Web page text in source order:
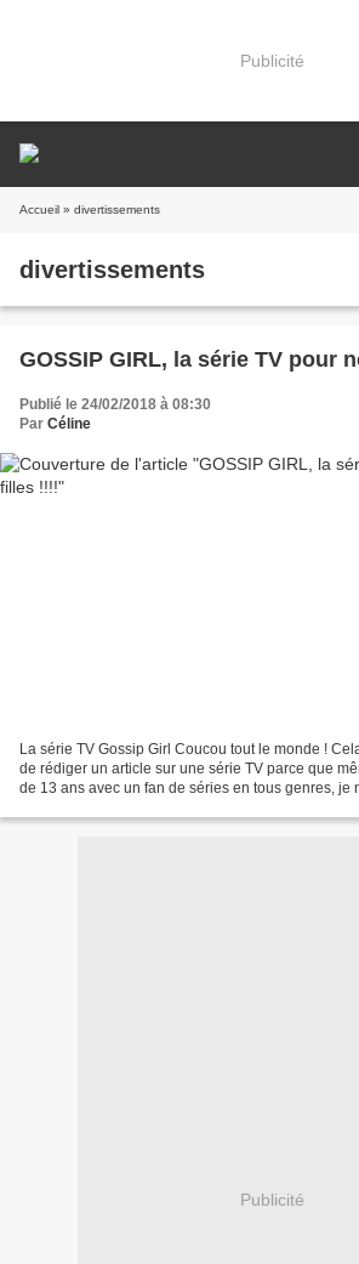
Publicité
Accueil » divertissements
divertissements
GOSSIP GIRL, la série TV pour
Publié le 24/02/2018 à 08:30
Par Céline
La série TV Gossip Girl Coucou tout le monde !
de rédiger un article sur une série TV parce que
de 13 ans avec un fan de séries en tous genres, je
Publicité